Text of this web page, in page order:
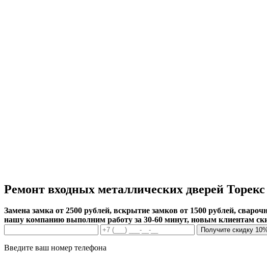
Ремонт входных металлических дверей Торекс
Замена замка от 2500 рублей, вскрытие замков от 1500 рублей,
нашу компанию выполним работу за 30-60 минут, новым клиентам
Получите скидку
Введите ваш номер телефона